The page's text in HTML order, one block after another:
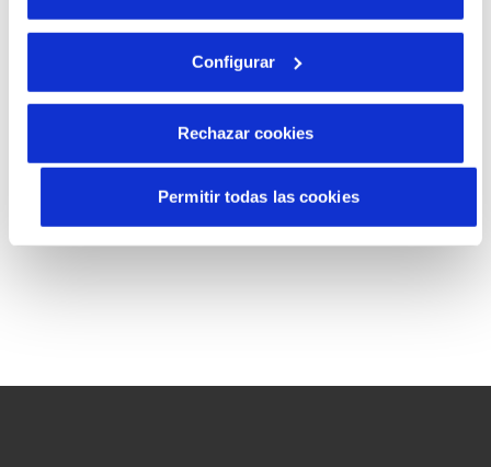
Configurar
Rechazar cookies
Permitir todas las cookies
(*) Required fields